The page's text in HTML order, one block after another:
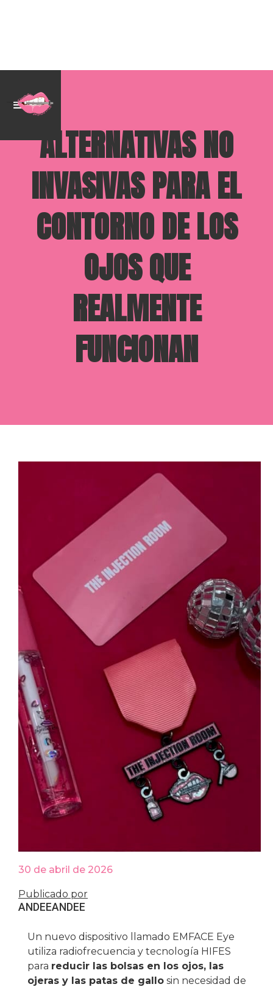
ALTERNATIVAS NO
INVASIVAS PARA EL
CONTORNO DE LOS
OJOS QUE
REALMENTE
FUNCIONAN
30 de abril de 2026
Publicado por
ANDEEANDEE
Un nuevo dispositivo llamado EMFACE Eye
utiliza radiofrecuencia y tecnología HIFES
para reducir las bolsas en los ojos, las
ojeras y las patas de gallo sin necesidad de